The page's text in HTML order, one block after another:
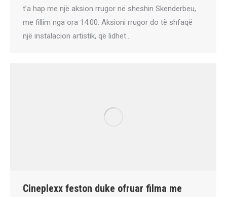
t’a hap me një aksion rrugor në sheshin Skenderbeu,
me fillim nga ora 14:00. Aksioni rrugor do të shfaqë
një instalacion artistik, që lidhet…
Cineplexx feston duke ofruar filma me